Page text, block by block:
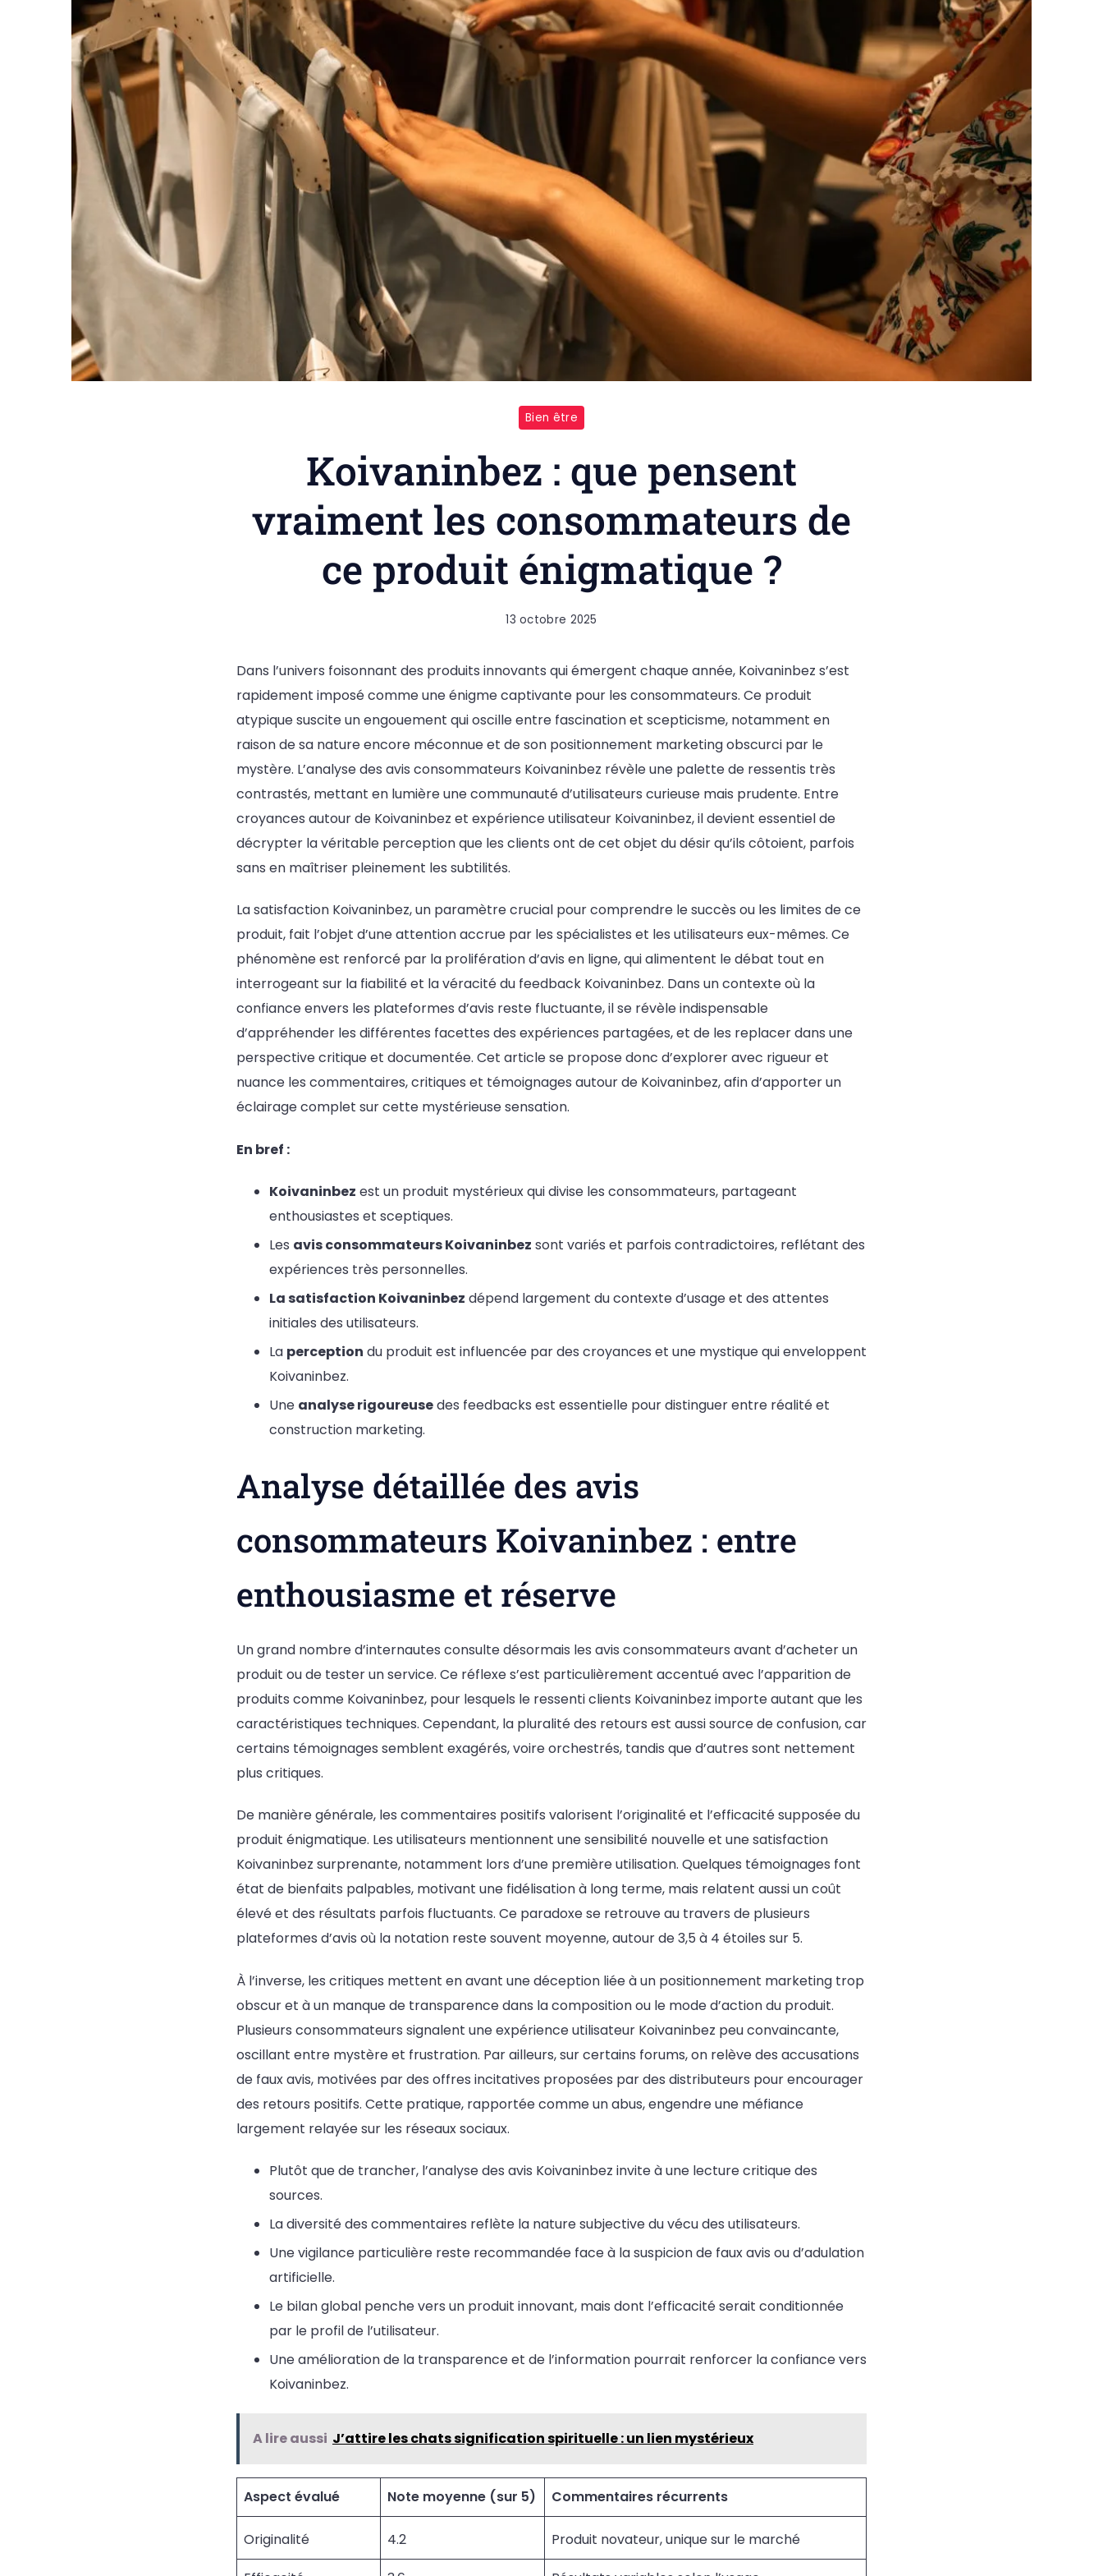
Bien être
Koivaninbez : que pensent
vraiment les consommateurs de
ce produit énigmatique ?
13 octobre 2025
Dans l’univers foisonnant des produits innovants qui émergent chaque année, Koivaninbez s’est
rapidement imposé comme une énigme captivante pour les consommateurs. Ce produit
atypique suscite un engouement qui oscille entre fascination et scepticisme, notamment en
raison de sa nature encore méconnue et de son positionnement marketing obscurci par le
mystère. L’analyse des avis consommateurs Koivaninbez révèle une palette de ressentis très
contrastés, mettant en lumière une communauté d’utilisateurs curieuse mais prudente. Entre
croyances autour de Koivaninbez et expérience utilisateur Koivaninbez, il devient essentiel de
décrypter la véritable perception que les clients ont de cet objet du désir qu’ils côtoient, parfois
sans en maîtriser pleinement les subtilités.
La satisfaction Koivaninbez, un paramètre crucial pour comprendre le succès ou les limites de ce
produit, fait l’objet d’une attention accrue par les spécialistes et les utilisateurs eux-mêmes. Ce
phénomène est renforcé par la prolifération d’avis en ligne, qui alimentent le débat tout en
interrogeant sur la fiabilité et la véracité du feedback Koivaninbez. Dans un contexte où la
confiance envers les plateformes d’avis reste fluctuante, il se révèle indispensable
d’appréhender les différentes facettes des expériences partagées, et de les replacer dans une
perspective critique et documentée. Cet article se propose donc d’explorer avec rigueur et
nuance les commentaires, critiques et témoignages autour de Koivaninbez, afin d’apporter un
éclairage complet sur cette mystérieuse sensation.
En bref :
Koivaninbez est un produit mystérieux qui divise les consommateurs, partageant
enthousiastes et sceptiques.
Les avis consommateurs Koivaninbez sont variés et parfois contradictoires, reflétant des
expériences très personnelles.
La satisfaction Koivaninbez dépend largement du contexte d’usage et des attentes
initiales des utilisateurs.
La perception du produit est influencée par des croyances et une mystique qui enveloppent
Koivaninbez.
Une analyse rigoureusedes feedbacks est essentielle pour distinguer entre réalité et
construction marketing.
Analyse détaillée des avis
consommateurs Koivaninbez : entre
enthousiasme et réserve
Un grand nombre d’internautes consulte désormais les avis consommateurs avant d’acheter un
produit ou de tester un service. Ce réflexe s’est particulièrement accentué avec l’apparition de
produits comme Koivaninbez, pour lesquels le ressenti clients Koivaninbez importe autant que les
caractéristiques techniques. Cependant, la pluralité des retours est aussi source de confusion, car
certains témoignages semblent exagérés, voire orchestrés, tandis que d’autres sont nettement
plus critiques.
De manière générale, les commentaires positifs valorisent l’originalité et l’efficacité supposée du
produit énigmatique. Les utilisateurs mentionnent une sensibilité nouvelle et une satisfaction
Koivaninbez surprenante, notamment lors d’une première utilisation. Quelques témoignages font
état de bienfaits palpables, motivant une fidélisation à long terme, mais relatent aussi un coût
élevé et des résultats parfois fluctuants. Ce paradoxe se retrouve au travers de plusieurs
plateformes d’avis où la notation reste souvent moyenne, autour de 3,5 à 4 étoiles sur 5.
À l’inverse, les critiques mettent en avant une déception liée à un positionnement marketing trop
obscur et à un manque de transparence dans la composition ou le mode d’action du produit.
Plusieurs consommateurs signalent une expérience utilisateur Koivaninbez peu convaincante,
oscillant entre mystère et frustration. Par ailleurs, sur certains forums, on relève des accusations
de faux avis, motivées par des offres incitatives proposées par des distributeurs pour encourager
des retours positifs. Cette pratique, rapportée comme un abus, engendre une méfiance
largement relayée sur les réseaux sociaux.
Plutôt que de trancher, l’analyse des avis Koivaninbez invite à une lecture critique des
sources.
La diversité des commentaires reflète la nature subjective du vécu des utilisateurs.
Une vigilance particulière reste recommandée face à la suspicion de faux avis ou d’adulation
artificielle.
Le bilan global penche vers un produit innovant, mais dont l’efficacité serait conditionnée
par le profil de l’utilisateur.
Une amélioration de la transparence et de l’information pourrait renforcer la confiance vers
Koivaninbez.
A lire aussi J’attire les chats signification spirituelle : un lien mystérieux
Aspect évalué Note moyenne (sur 5) Commentaires récurrents
Originalité 4.2 Produit novateur, unique sur le marché